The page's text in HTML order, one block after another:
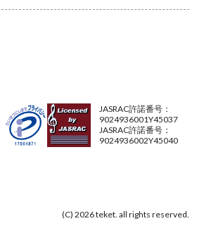
JASRAC許諾番号：
9024936001Y45037
JASRAC許諾番号：
9024936002Y45040
(C) 2026 teket. all rights reserved.